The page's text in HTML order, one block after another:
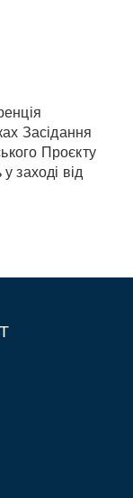
Засідання
Проєкту
заході від